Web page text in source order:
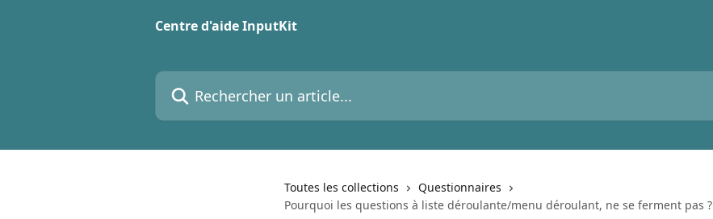
Centre d'aide InputKit
Rechercher un article...
Toutes les collections
Questionnaires
Pourquoi les questions à liste déroulante/menu déroulant, ne se ferment pas ?